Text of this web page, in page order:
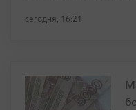
сегодня, 16:21